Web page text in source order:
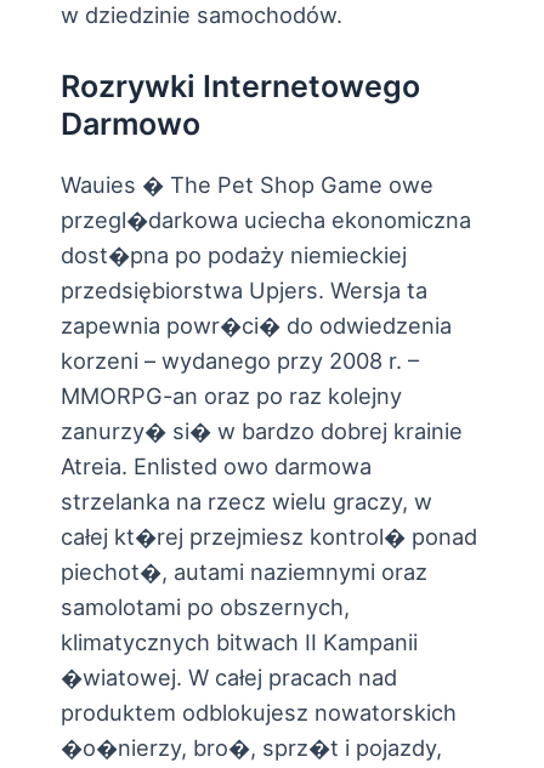
w dziedzinie samochodów.
Rozrywki Internetowego
Darmowo
Wauies � The Pet Shop Game owe
przegl�darkowa uciecha ekonomiczna
dost�pna po podaży niemieckiej
przedsiębiorstwa Upjers. Wersja ta
zapewnia powr�ci� do odwiedzenia
korzeni – wydanego przy 2008 r. –
MMORPG-an oraz po raz kolejny
zanurzy� si� w bardzo dobrej krainie
Atreia. Enlisted owo darmowa
strzelanka na rzecz wielu graczy, w
całej kt�rej przejmiesz kontrol� ponad
piechot�, autami naziemnymi oraz
samolotami po obszernych,
klimatycznych bitwach II Kampanii
�wiatowej. W całej pracach nad
produktem odblokujesz nowatorskich
�o�nierzy, bro�, sprz�t i pojazdy,